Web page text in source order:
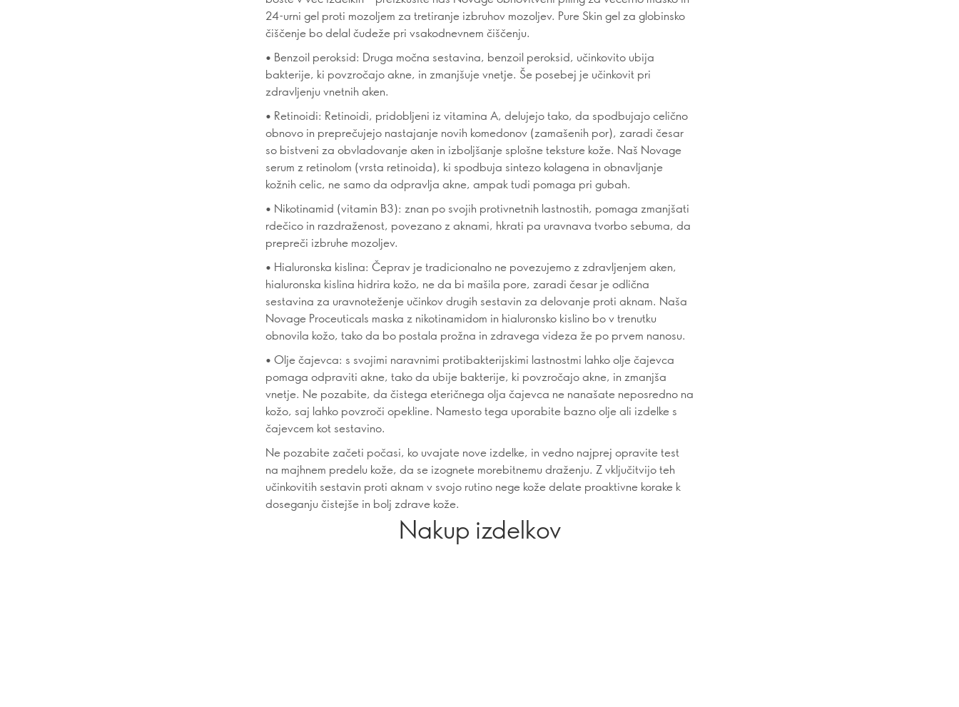
24-urni gel proti mozoljem za tretiranje izbruhov mozoljev. Pure Skin gel za globinsko
čiščenje bo delal čudeže pri vsakodnevnem čiščenju.
• Benzoil peroksid: Druga močna sestavina, benzoil peroksid, učinkovito ubija
bakterije, ki povzročajo akne, in zmanjšuje vnetje. Še posebej je učinkovit pri
zdravljenju vnetnih aken.
• Retinoidi: Retinoidi, pridobljeni iz vitamina A, delujejo tako, da spodbujajo celično
obnovo in preprečujejo nastajanje novih komedonov (zamašenih por), zaradi česar
so bistveni za obvladovanje aken in izboljšanje splošne teksture kože. Naš Novage
serum z retinolom (vrsta retinoida), ki spodbuja sintezo kolagena in obnavljanje
kožnih celic, ne samo da odpravlja akne, ampak tudi pomaga pri gubah.
• Nikotinamid (vitamin B3): znan po svojih protivnetnih lastnostih, pomaga zmanjšati
rdečico in razdraženost, povezano z aknami, hkrati pa uravnava tvorbo sebuma, da
prepreči izbruhe mozoljev.
• Hialuronska kislina: Čeprav je tradicionalno ne povezujemo z zdravljenjem aken,
hialuronska kislina hidrira kožo, ne da bi mašila pore, zaradi česar je odlična
sestavina za uravnoteženje učinkov drugih sestavin za delovanje proti aknam. Naša
Novage Proceuticals maska z nikotinamidom in hialuronsko kislino bo v trenutku
obnovila kožo, tako da bo postala prožna in zdravega videza že po prvem nanosu.
• Olje čajevca: s svojimi naravnimi protibakterijskimi lastnostmi lahko olje čajevca
pomaga odpraviti akne, tako da ubije bakterije, ki povzročajo akne, in zmanjša
vnetje. Ne pozabite, da čistega eteričnega olja čajevca ne nanašate neposredno na
kožo, saj lahko povzroči opekline. Namesto tega uporabite bazno olje ali izdelke s
čajevcem kot sestavino.
Ne pozabite začeti počasi, ko uvajate nove izdelke, in vedno najprej opravite test
na majhnem predelu kože, da se izognete morebitnemu draženju. Z vključitvijo teh
učinkovitih sestavin proti aknam v svojo rutino nege kože delate proaktivne korake k
doseganju čistejše in bolj zdrave kože.
Nakup izdelkov